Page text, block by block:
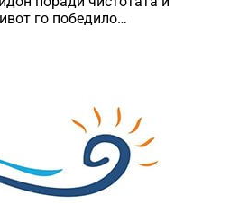
го победило…